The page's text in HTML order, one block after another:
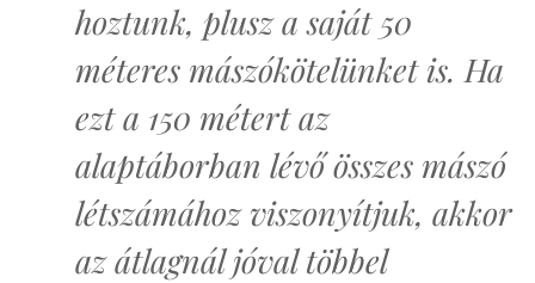
hoztunk, plusz a saját 50
méteres mászókötelünket is. Ha
ezt a 150 métert az
alaptáborban lévő összes mászó
létszámához viszonyítjuk, akkor
az átlagnál jóval többel